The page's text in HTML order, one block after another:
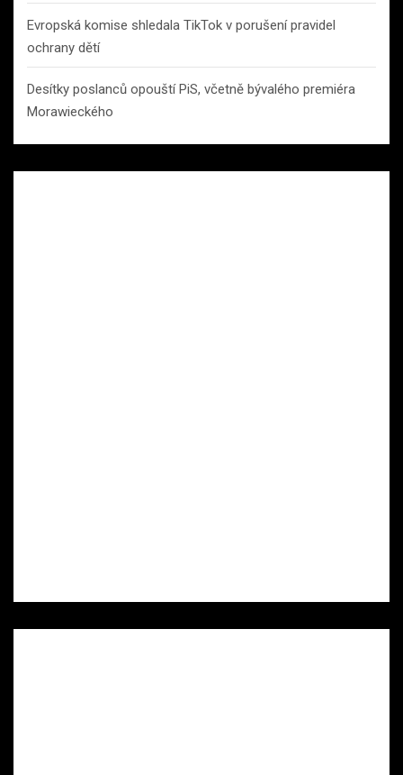
Evropská komise shledala TikTok v porušení pravidel
ochrany dětí
Desítky poslanců opouští PiS, včetně bývalého premiéra
Morawieckého